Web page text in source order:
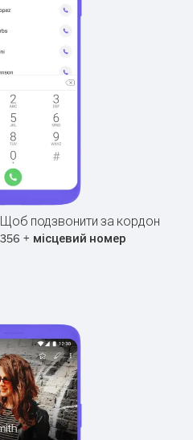
Щоб подзвонити за кордон
356 + місцевий номер